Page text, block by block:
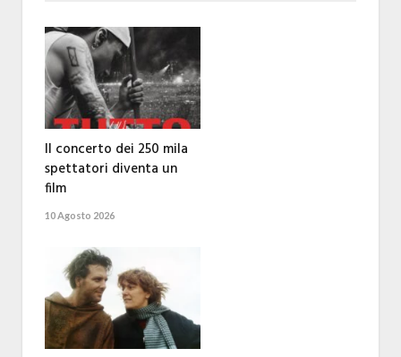
Il concerto dei 250 mila
spettatori diventa un
film
10 Agosto 2026